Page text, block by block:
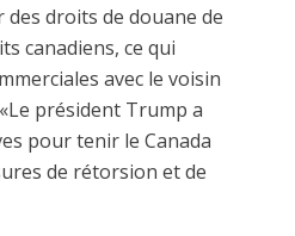
droits de douane de
canadiens, ce qui
avec le voisin
président Trump a
pour tenir le Canada
de rétorsion et de